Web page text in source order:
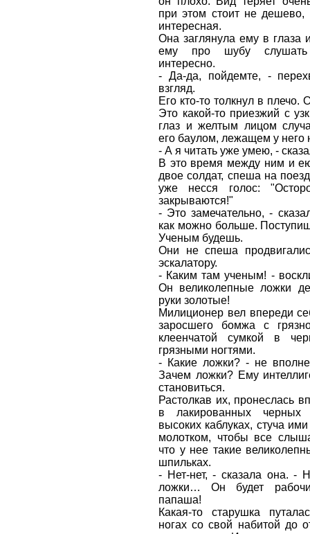
при этом стоит не дешево,
интересная.
Она заглянула ему в глаза
ему про шубу
интересно.
- Да-да, пойдемте, -
взгляд.
Его кто-то толкнул в плечо.
Это какой-то приезжий с
глаз и желтым лицом
его баулом, лежащем у него
- А я читать уже умею, -
В это время между ним и
двое солдат, спеша на
уже несся голос:
закрываются!"
- Это замечательно, -
как можно больше.
Ученым будешь.
Они не спеша
эскалатору.
- Каким там ученым! -
Он великолепные ложки
руки золотые!
Милиционер вел впереди
заросшего бомжа с
клеенчатой сумкой в
грязными ногтями.
- Какие ложки? - не
Зачем ложки? Ему
становиться.
Растолкав их, пронеслась
в лакированных черных
высоких каблуках, стуча ими
молотком, чтобы все
что у нее такие
шпильках.
- Нет-нет, - сказала она. -
ложки… Он будет
папаша!
Какая-то старушка
ногах со свой набитой до